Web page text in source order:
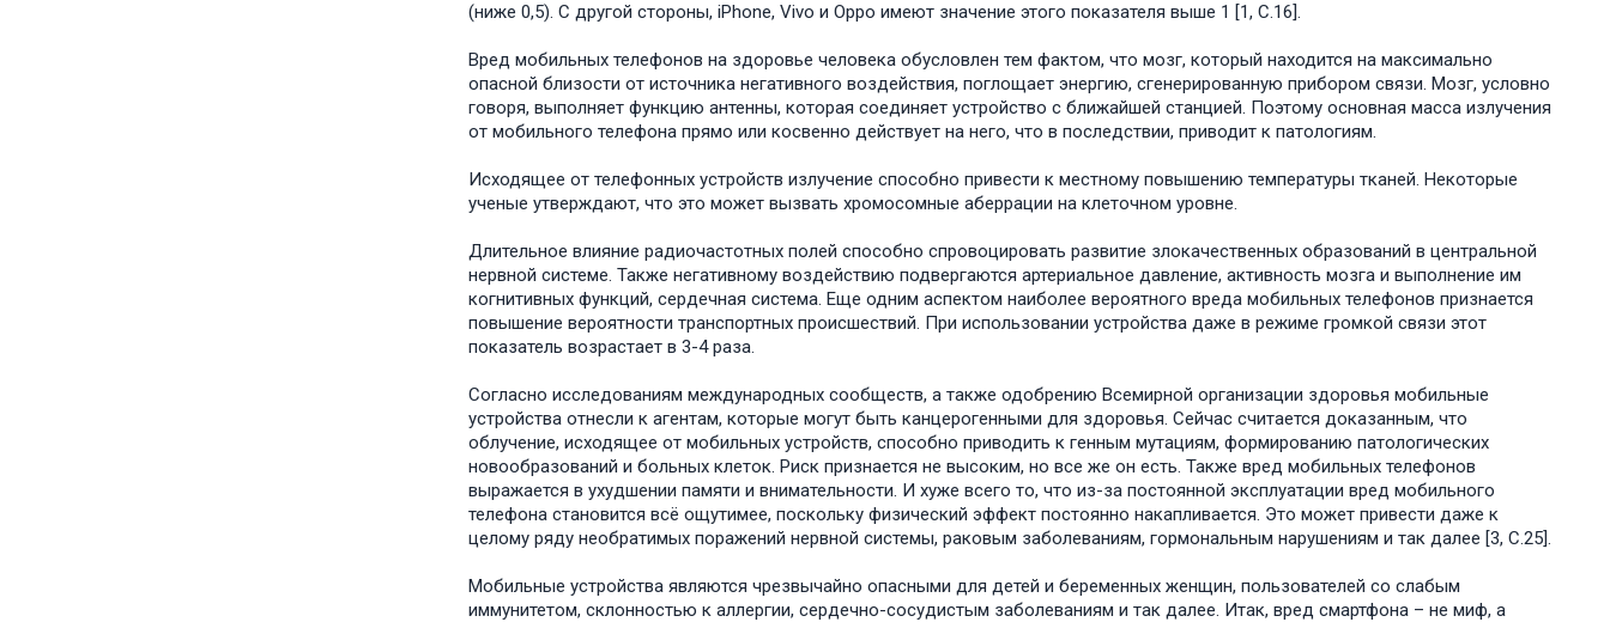
(ниже 0,5). С другой стороны, iPhone, Vivo и Oppo имеют значение этого показателя выше 1 [1, C.16].
Вред мобильных телефонов на здоровье человека обусловлен тем фактом, что мозг, который находится на максимально
опасной близости от источника негативного воздействия, поглощает энергию, сгенерированную прибором связи. Мозг, условно
говоря, выполняет функцию антенны, которая соединяет устройство с ближайшей станцией. Поэтому основная масса излучения
от мобильного телефона прямо или косвенно действует на него, что в последствии, приводит к патологиям.
Исходящее от телефонных устройств излучение способно привести к местному повышению температуры тканей. Некоторые
ученые утверждают, что это может вызвать хромосомные аберрации на клеточном уровне.
Длительное влияние радиочастотных полей способно спровоцировать развитие злокачественных образований в центральной
нервной системе. Также негативному воздействию подвергаются артериальное давление, активность мозга и выполнение им
когнитивных функций, сердечная система. Еще одним аспектом наиболее вероятного вреда мобильных телефонов признается
повышение вероятности транспортных происшествий. При использовании устройства даже в режиме громкой связи этот
показатель возрастает в 3-4 раза.
Согласно исследованиям международных сообществ, а также одобрению Всемирной организации здоровья мобильные
устройства отнесли к агентам, которые могут быть канцерогенными для здоровья. Сейчас считается доказанным, что
облучение, исходящее от мобильных устройств, способно приводить к генным мутациям, формированию патологических
новообразований и больных клеток. Риск признается не высоким, но все же он есть. Также вред мобильных телефонов
выражается в ухудшении памяти и внимательности. И хуже всего то, что из-за постоянной эксплуатации вред мобильного
телефона становится всё ощутимее, поскольку физический эффект постоянно накапливается. Это может привести даже к
целому ряду необратимых поражений нервной системы, раковым заболеваниям, гормональным нарушениям и так далее [3, C.25].
Мобильные устройства являются чрезвычайно опасными для детей и беременных женщин, пользователей со слабым
иммунитетом, склонностью к аллергии, сердечно-сосудистым заболеваниям и так далее. Итак, вред смартфона – не миф, а